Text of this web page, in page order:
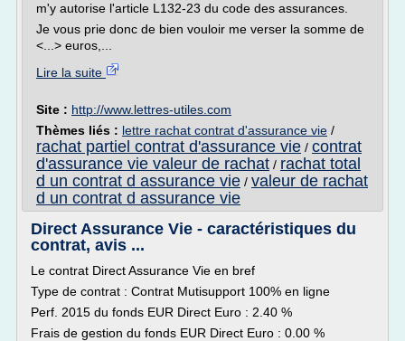
m'y autorise l'article L132-23 du code des assurances.
Je vous prie donc de bien vouloir me verser la somme de
<...> euros,...
Lire la suite
Site : http://www.lettres-utiles.com
Thèmes liés : lettre rachat contrat d'assurance vie /
rachat partiel contrat d'assurance vie / contrat
d'assurance vie valeur de rachat / rachat total
d un contrat d assurance vie / valeur de rachat
d un contrat d assurance vie
Direct Assurance Vie - caractéristiques du
contrat, avis ...
Le contrat Direct Assurance Vie en bref
Type de contrat : Contrat Mutisupport 100% en ligne
Perf. 2015 du fonds EUR Direct Euro : 2.40 %
Frais de gestion du fonds EUR Direct Euro : 0.00 %